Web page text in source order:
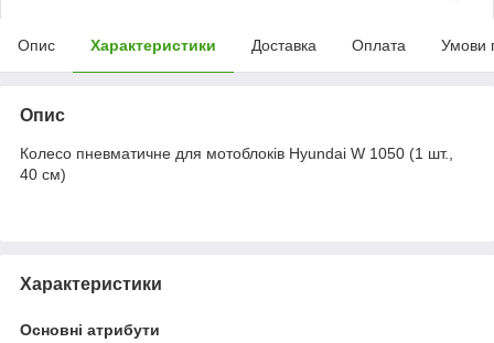
Опис Характеристики Доставка Оплата Умови
Опис
Колесо пневматичне для мотоблоків Hyundai W 1050 (1 шт.,
40 см)
Характеристики
Основні атрибути